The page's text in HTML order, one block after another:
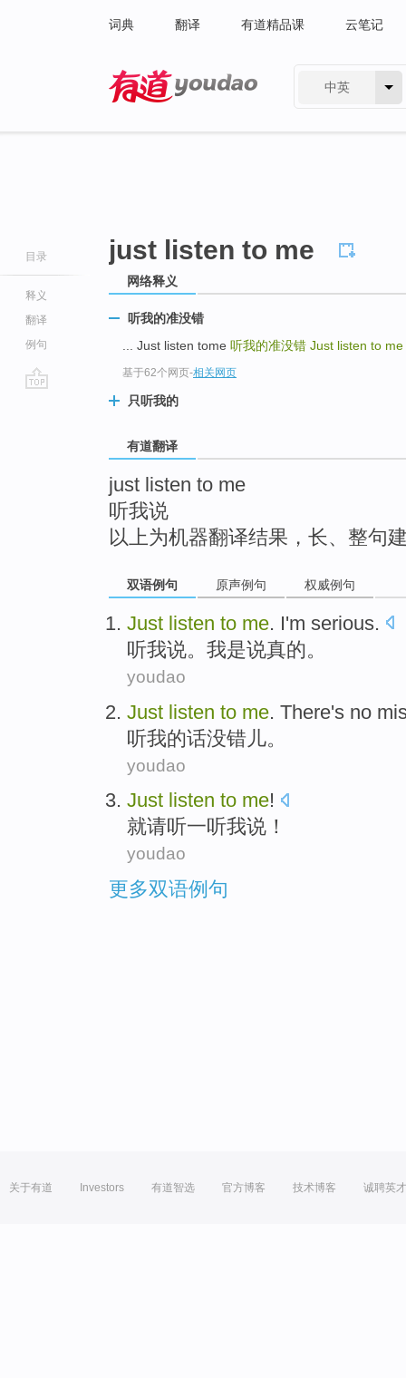
词典 翻译 有道精品课 云笔记
中英
目录
释义
翻译
例句
just listen to me
网络释义
听我的准没错
... Just listen tome 听我的准没错 Just listen to me
基于62个网页-相关网页
只听我的
有道翻译
just listen to me
听我说
以上为机器翻译结果，长、整句
双语例句 原声例句 权威例句
Just listen to me. I'm serious.
听我说。 我是说真的。
youdao
Just listen to me. There's no
听我的话没错儿。
youdao
Just listen to me!
就请听一听我说！
youdao
更多双语例句
关于有道 Investors 有道智选 官方博客 技术博客 诚聘英才